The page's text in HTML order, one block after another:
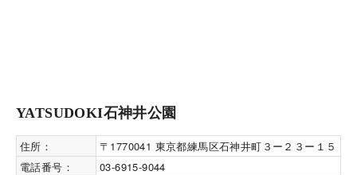
YATSUDOKI石神井公園
住所：
〒1770041 東京都練馬区石神井町３ー２３ー１５
電話番号：
03-6915-9044